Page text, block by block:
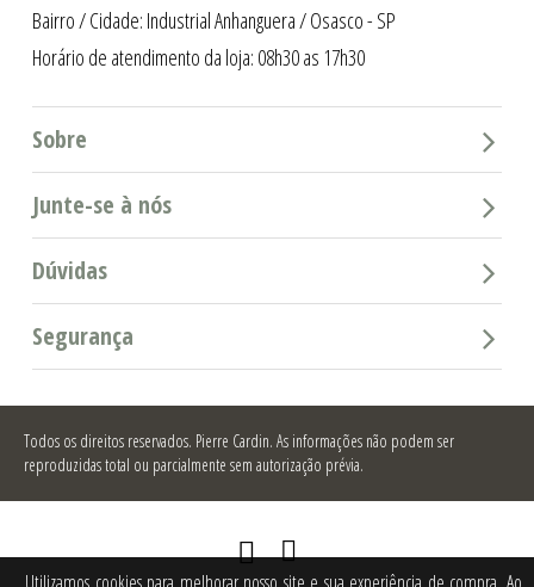
Bairro / Cidade: Industrial Anhanguera / Osasco - SP
Horário de atendimento da loja: 08h30 as 17h30
Sobre
Junte-se à nós
Dúvidas
Segurança
Todos os direitos reservados. Pierre Cardin. As informações não podem ser
reproduzidas total ou parcialmente sem autorização prévia.